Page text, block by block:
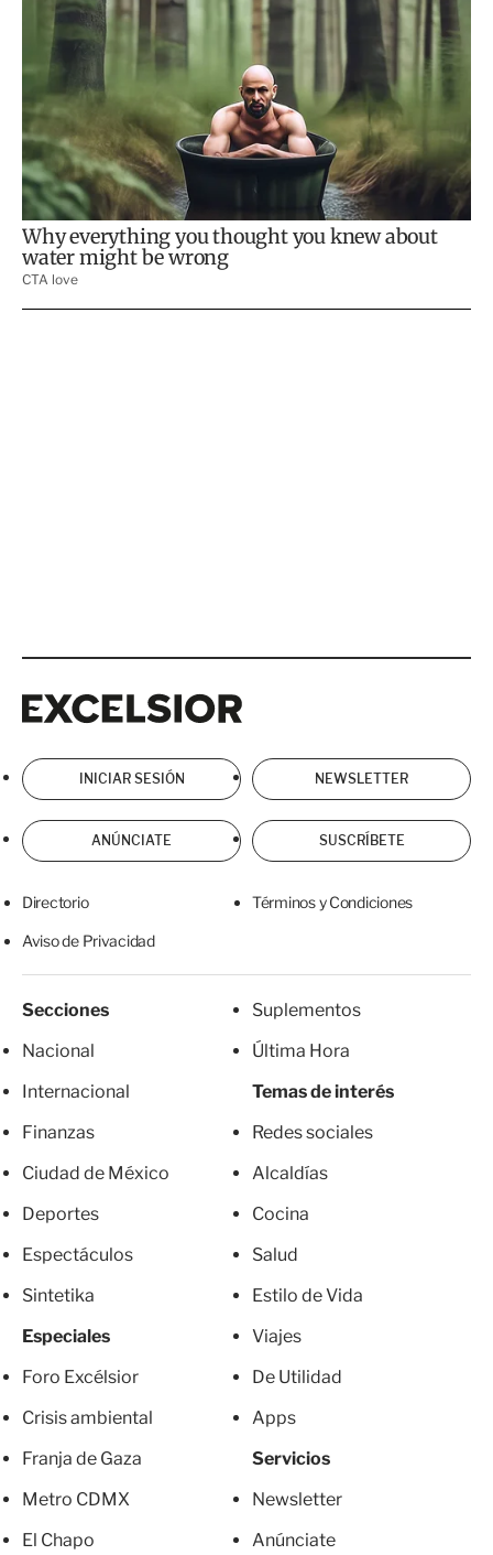
INICIAR SESIÓN NEWSLETTER
ANÚNCIATE SUSCRÍBETE
Directorio Términos y Condiciones
Aviso de Privacidad
Secciones
Nacional
Internacional
Finanzas
Ciudad de México
Deportes
Espectáculos
Sintetika
Especiales
Foro Excélsior
Crisis ambiental
Franja de Gaza
Metro CDMX
El Chapo
Suplementos
Última Hora
Temas de interés
Redes sociales
Alcaldías
Cocina
Salud
Estilo de Vida
Viajes
De Utilidad
Apps
Servicios
Newsletter
Anúnciate